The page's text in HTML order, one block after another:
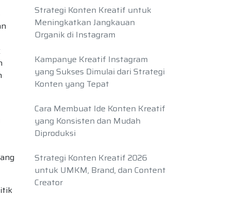
Strategi Konten Kreatif untuk
Meningkatkan Jangkauan
Organik di Instagram
Kampanye Kreatif Instagram
yang Sukses Dimulai dari Strategi
Konten yang Tepat
Cara Membuat Ide Konten Kreatif
yang Konsisten dan Mudah
Diproduksi
Strategi Konten Kreatif 2026
untuk UMKM, Brand, dan Content
Creator